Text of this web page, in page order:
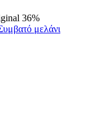
36%
μελάνι